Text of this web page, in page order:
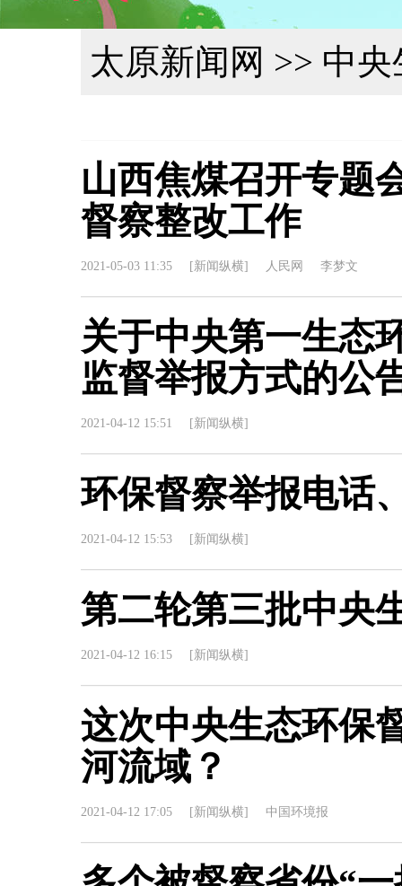
太原新闻网 >> 中
山西焦煤召开专题
督察整改工作
2021-05-03 11:35 [新闻纵横] 人民网 李梦文
关于中央第一生态
监督举报方式的公
2021-04-12 15:51 [新闻纵横]
环保督察举报电话
2021-04-12 15:53 [新闻纵横]
第二轮第三批中央
2021-04-12 16:15 [新闻纵横]
这次中央生态环保
河流域？
2021-04-12 17:05 [新闻纵横] 中国环境报